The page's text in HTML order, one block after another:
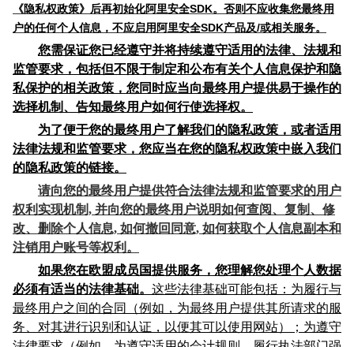
《隐私权政策》后再初始化阿里安全SDK。否则不应收集您最终用
户的任何个人信息，不应启用阿里安全SDK产品及/或相关服务。
您需保证您已经遵守并将持续遵守适用的法律、法规和
监管要求， 包括但不限于制定和公布有关个人信息保护和隐
私保护的相关政策，您同时应当向最终用户提供易于操作的
选择机制、告知最终用户如何行使选择权。
为了便于您的最终用户了解我们的隐私政策，或者适用
法律法规和监管要求，您应当在您的隐私权政策中嵌入我们
的隐私政策的链接。
请向您的最终用户提供符合法律法规和监管要求的用户
权利实现机制, 并向您的最终用户说明如何查阅、复制、修
改、删除个人信息, 如何撤回同意, 如何获取个人信息副本和
注销用户账号等权利。
如果您在欧盟成员国提供服务，您理解您处理个人数据
必须有适当的法律基础。 这些法律基础可能包括：为履行与
最终用户之间的合同（例如，为最终用户提供其所请求的服
务、对其进行识别和认证，以便其可以使用网站）；为遵守